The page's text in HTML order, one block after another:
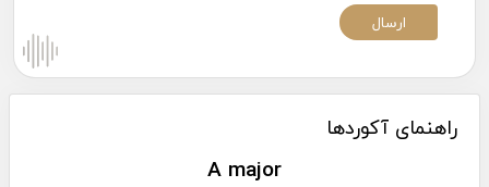
راهنمای آکوردها
A major